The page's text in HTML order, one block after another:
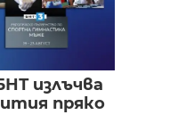
излъчва
пряко